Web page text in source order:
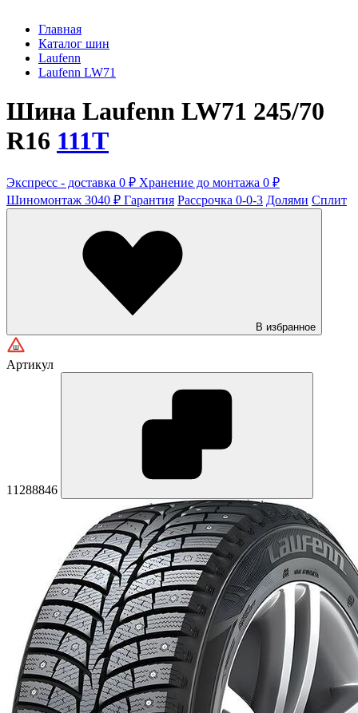
Главная
Каталог шин
Laufenn
Laufenn LW71
Шина Laufenn LW71 245/70
R16 111T
Экспресс - доставка 0 ₽ Хранение до монтажа 0 ₽
Шиномонтаж 3040 ₽ Гарантия Рассрочка 0-0-3 Долями Сплит
В избранное
Артикул
11288846